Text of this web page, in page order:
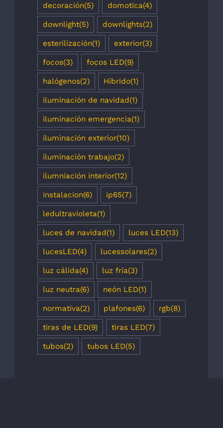
decoración(5) domotica(4)
downlight(5) downlights(2)
esterilización(1) exterior(3)
focos(3) focos LED(9)
halógenos(2) Hibrido(1)
iluminación de navidad(1)
iluminación emergencia(1)
iluminación exterior(10)
iluminación trabajo(2)
ilumniación interior(12)
instalacion(6) ip65(7)
ledultravioleta(1)
luces de navidad(1) luces LED(13)
lucesLED(4) lucessolares(2)
luz cálida(4) luz fría(3)
luz neutra(6) neón LED(1)
normativa(2) plafones(6) rgb(8)
tiras de LED(9) tiras LED(7)
tubos(2) tubos LED(5)